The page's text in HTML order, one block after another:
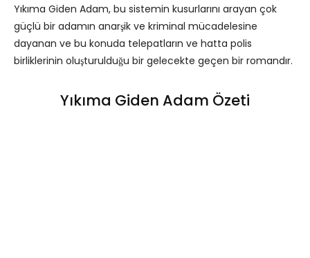
Yıkıma Giden Adam, bu sistemin kusurlarını arayan çok
güçlü bir adamın anarşik ve kriminal mücadelesine
dayanan ve bu konuda telepatların ve hatta polis
birliklerinin oluşturulduğu bir gelecekte geçen bir romandır.
Yıkıma Giden Adam Özeti